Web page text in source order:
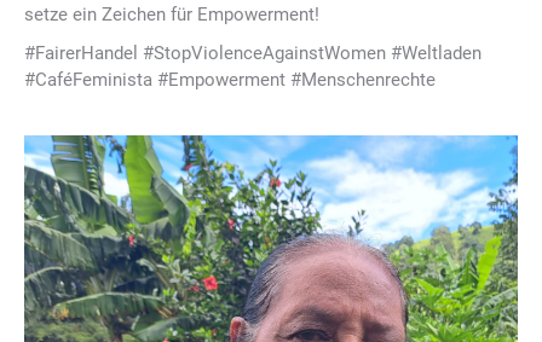
setze ein Zeichen für Empowerment!
#FairerHandel #StopViolenceAgainstWomen #Weltladen
#CaféFeminista #Empowerment #Menschenrechte